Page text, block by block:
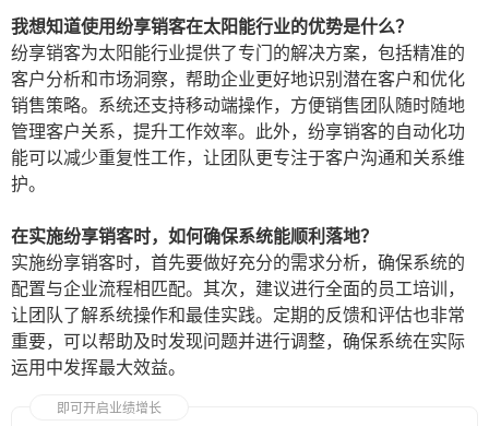
我想知道使用纷享销客在太阳能行业的优势是什么？
纷享销客为太阳能行业提供了专门的解决方案，包括精准的
客户分析和市场洞察，帮助企业更好地识别潜在客户和优化
销售策略。系统还支持移动端操作，方便销售团队随时随地
管理客户关系，提升工作效率。此外，纷享销客的自动化功
能可以减少重复性工作，让团队更专注于客户沟通和关系维
护。
在实施纷享销客时，如何确保系统能顺利落地？
实施纷享销客时，首先要做好充分的需求分析，确保系统的
配置与企业流程相匹配。其次，建议进行全面的员工培训，
让团队了解系统操作和最佳实践。定期的反馈和评估也非常
重要，可以帮助及时发现问题并进行调整，确保系统在实际
运用中发挥最大效益。
即可开启业绩增长